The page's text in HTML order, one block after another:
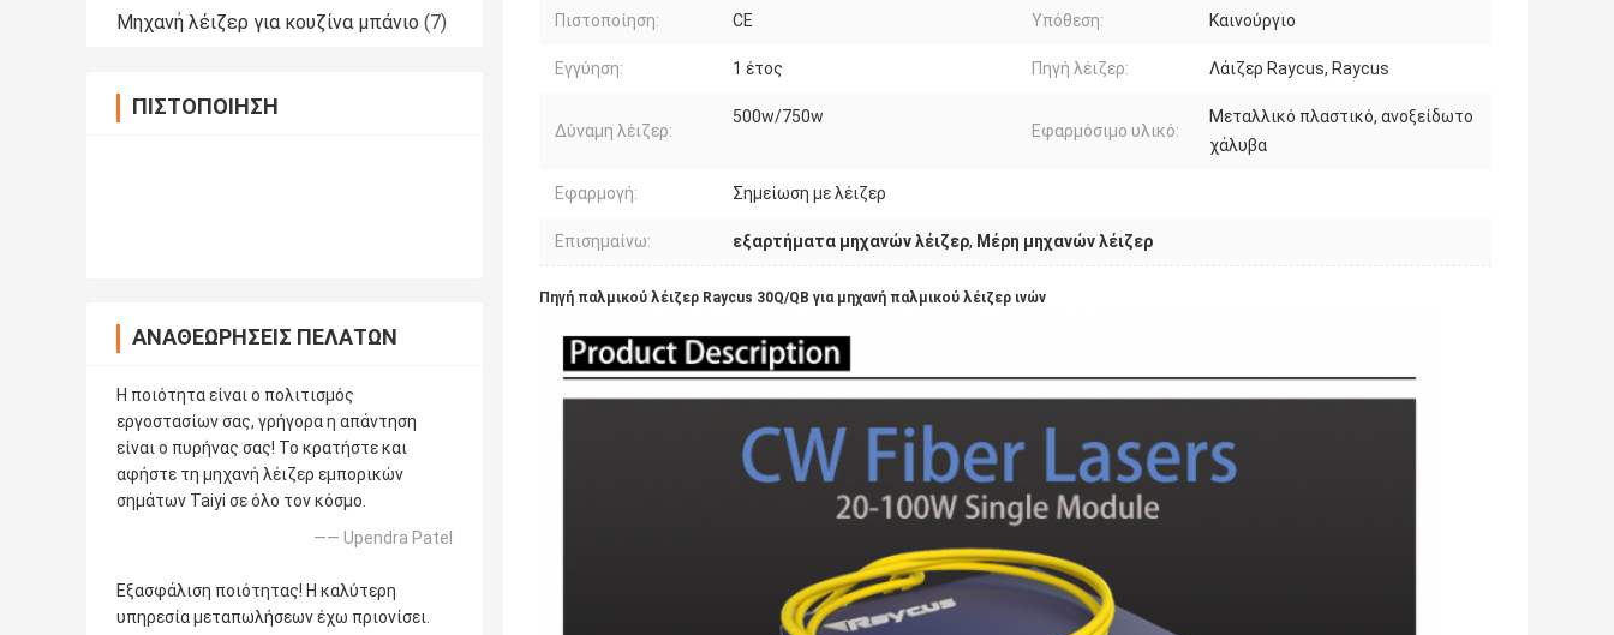
Μηχανή λέιζερ για κουζίνα μπάνιο (7)
ΠΙΣΤΟΠΟΊΗΣΗ
ΑΝΑΘΕΩΡΉΣΕΙΣ ΠΕΛΑΤΏΝ
Η ποιότητα είναι ο πολιτισμός
εργοστασίων σας, γρήγορα η απάντηση
είναι ο πυρήνας σας! Το κρατήστε και
αφήστε τη μηχανή λέιζερ εμπορικών
σημάτων Taiyi σε όλο τον κόσμο.
—— Upendra Patel
Εξασφάλιση ποιότητας! Η καλύτερη
υπηρεσία μεταπωλήσεων έχω πριονίσει.
Πιστοποίηση: CE Υπόθεση: Καινούργιο
Εγγύηση: 1 έτος Πηγή λέιζερ: Λάιζερ Raycus, Raycus
Δύναμη λέιζερ:
500w/750w
Εφαρμόσιμο υλικό:
Μεταλλικό πλαστικό, ανοξείδωτο
χάλυβα
Εφαρμογή: Σημείωση με λέιζερ
Επισημαίνω: εξαρτήματα μηχανών λέιζερ, Μέρη μηχανών λέιζερ
Πηγή παλμικού λέιζερ Raycus 30Q/QB για μηχανή παλμικού λέιζερ ινών